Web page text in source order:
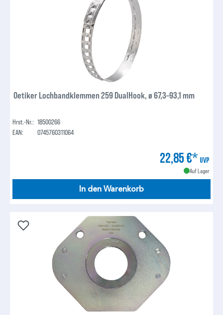
Oetiker Lochbandklemmen 259 DualHook, ø 67,3–93,1 mm
Hrst.-Nr.: 18500266
EAN:
0745760311064
22,85 €* UVP
Auf Lager
In den Warenkorb